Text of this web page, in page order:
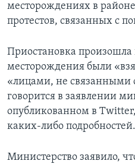
месторождениях в
протестов, связанных с
Приостановка произошла
месторождения были
«лицами, не связанными
говорится в заявлении
опубликованном в
каких-либо подробностей.
Министерство заявило,